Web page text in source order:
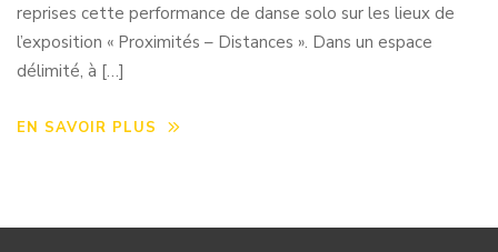
reprises cette performance de danse solo sur les lieux de
l’exposition « Proximités – Distances ». Dans un espace
délimité, à […]
EN SAVOIR PLUS